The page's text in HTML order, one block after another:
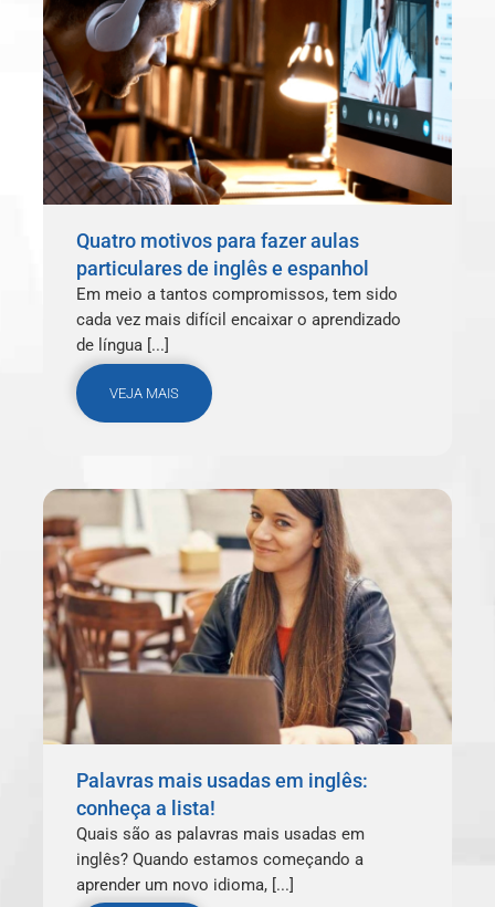
Quatro motivos para fazer aulas
particulares de inglês e espanhol
Em meio a tantos compromissos, tem sido
cada vez mais difícil encaixar o aprendizado
de língua [...]
VEJA MAIS
Palavras mais usadas em inglês:
conheça a lista!
Quais são as palavras mais usadas em
inglês? Quando estamos começando a
aprender um novo idioma, [...]